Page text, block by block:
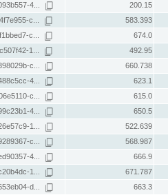
4... 200.15
c... 583.393
c... 674.0
1... 492.95
c... 660.738
4... 623.1
c... 615.0
4... 650.5
1... 522.639
c... 568.987
4... 666.9
1... 671.787
d... 663.3